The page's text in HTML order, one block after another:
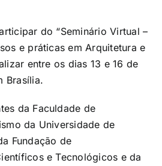
do “Seminário Virtual –
e práticas em Arquitetura e
entre os dias 13 e 16 de
Brasília.
da Faculdade de
da Universidade de
Fundação de
e Tecnológicos e da